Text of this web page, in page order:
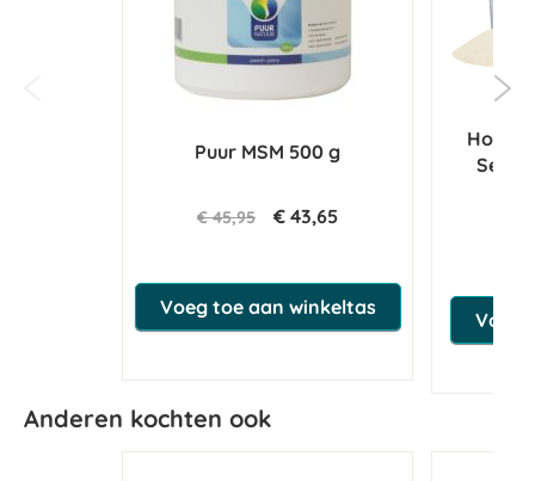
Puur MSM 500 g
€ 45,95 € 43,65
Voeg toe aan winkeltas
Horse
Voeg
Anderen kochten ook